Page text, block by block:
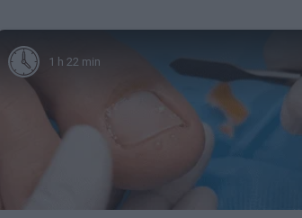
1 h 22 min